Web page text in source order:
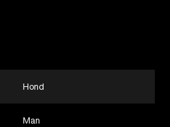
Hond
Man